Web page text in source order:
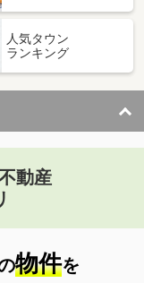
人気タウン
ランキング
動産
物件を